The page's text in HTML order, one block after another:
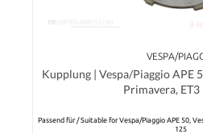
VESPA/
Kupplung | Vespa/Piaggio APE
Primavera,
Passend für / Suitable for Vespa/Piaggio APE 50,
125